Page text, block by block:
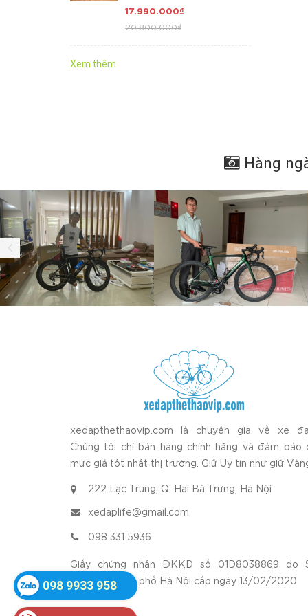
T800 cao cấp, Group
17.990.000₫
20.800.000₫
Xem thêm
Hàng
xedapthethaovip.com là chuyên gia về xe
Chúng tôi chỉ bán hàng chính hãng và đảm bảo
mức giá tốt nhất thị trường. Giữ Uy tín như giữ
222 Lạc Trung, Q. Hai Bà Trưng, Hà Nội
xedaplife@gmail.com
098 331 5936
Giấy chứng nhận ĐKKD số 01D8038869 do
KH&ĐT thành phố Hà Nội cấp ngày 13/02/2020
098 9933 958